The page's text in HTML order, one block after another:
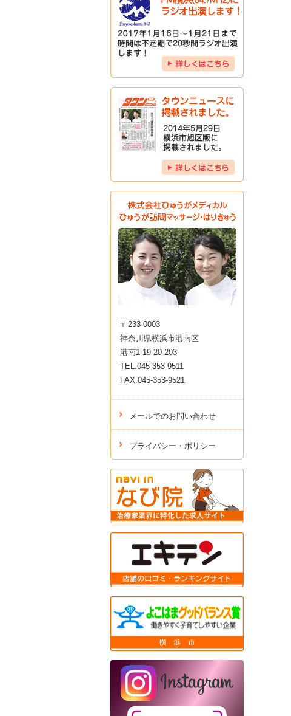
〒233-0003
神奈川県横浜市港南区
港南1-19-20-203
TEL.045-353-9511
FAX.045-353-9521
メールでのお問い合わせ
プライバシー・ポリシー